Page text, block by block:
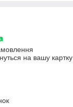
на вашу картку